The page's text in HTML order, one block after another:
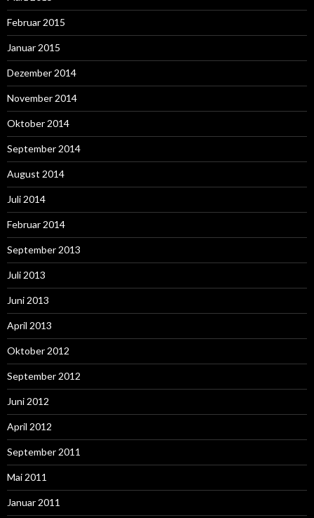
Februar 2015
Januar 2015
Dezember 2014
November 2014
Oktober 2014
September 2014
August 2014
Juli 2014
Februar 2014
September 2013
Juli 2013
Juni 2013
April 2013
Oktober 2012
September 2012
Juni 2012
April 2012
September 2011
Mai 2011
Januar 2011